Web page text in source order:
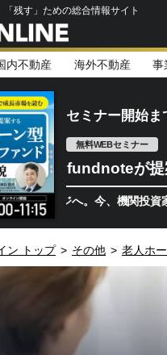
残す」ための総合情報サイト
内不動産 海外不動産 事
セミナー開始ま
無料WEBセミナー
fundnoteが提
へ。今、機関投資家が注視
ン トップ > その他 > 老人ホ